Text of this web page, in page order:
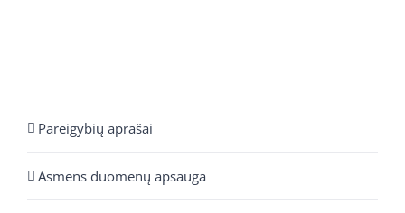
Pareigybių aprašai
Asmens duomenų apsauga